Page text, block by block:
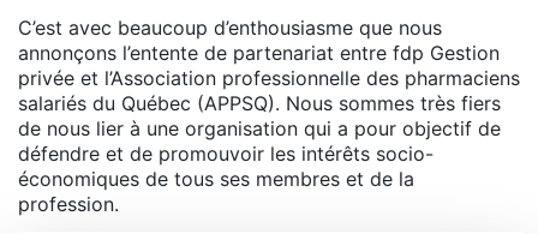
C’est avec beaucoup d’enthousiasme que nous
annonçons l’entente de partenariat entre fdp Gestion
privée et l’Association professionnelle des pharmaciens
salariés du Québec (APPSQ). Nous sommes très fiers
de nous lier à une organisation qui a pour objectif de
défendre et de promouvoir les intérêts socio-
économiques de tous ses membres et de la
profession.